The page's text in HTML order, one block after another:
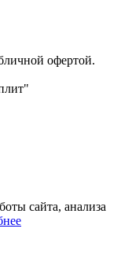
офертой.
сайта, анализа